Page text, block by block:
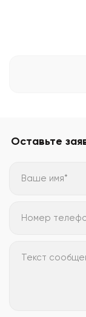
Оставьте
Ваше имя*
Номер
Текст